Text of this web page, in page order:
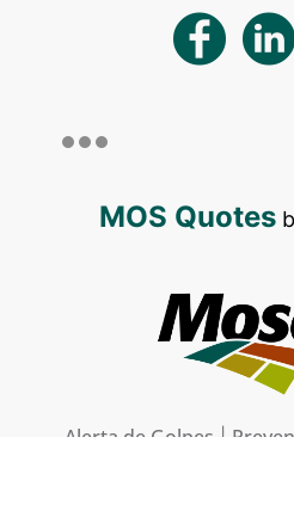
MOS Quotes
Alerta de Golpes |